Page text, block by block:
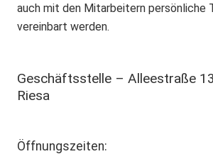
auch mit den Mitarbeitern persönliche
vereinbart werden.
Geschäftsstelle – Alleestraße
Riesa
Öffnungszeiten: